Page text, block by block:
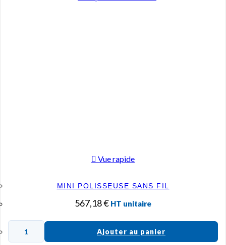
Vue rapide
MINI POLISSEUSE SANS FIL
567,18€ HT unitaire
Ajouter au panier